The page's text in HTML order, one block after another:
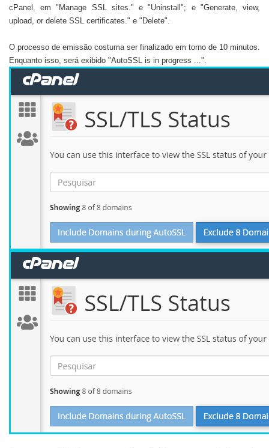
cPanel, em "Manage SSL sites." e "Uninstall"; e "Generate, view,
upload, or delete SSL certificates." e "Delete".
O processo de emissão costuma ser finalizado em torno de 10 minutos.
Enquanto isso, será exibido "AutoSSL is in progress ...".